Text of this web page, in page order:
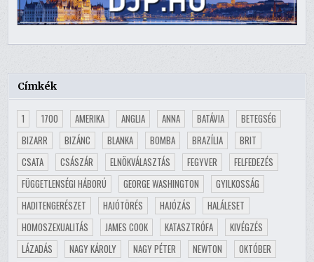
Címkék
1 1700 AMERIKA ANGLIA ANNA BATÁVIA
BETEGSÉG
BIZARR
BIZÁNC BLANKA BOMBA BRAZÍLIA
BRIT
CSATA
CSÁSZÁR ELNÖKVÁLASZTÁS FEGYVER
FELFEDEZÉS
FÜGGETLENSÉGI HÁBORÚ
GEORGE WASHINGTON
GYILKOSSÁG
HADITENGERÉSZET
HAJÓTÖRÉS HAJÓZÁS
HALÁLESET
HOMOSZEXUALITÁS
JAMES COOK KATASZTRÓFA
KIVÉGZÉS
LÁZADÁS
NAGY KÁROLY NAGY PÉTER NEWTON
OKTÓBER